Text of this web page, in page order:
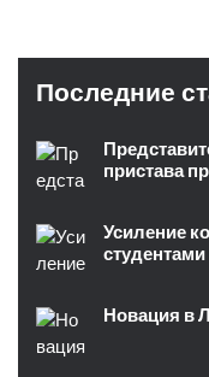
Последние
пристава
Усиление
Новация в